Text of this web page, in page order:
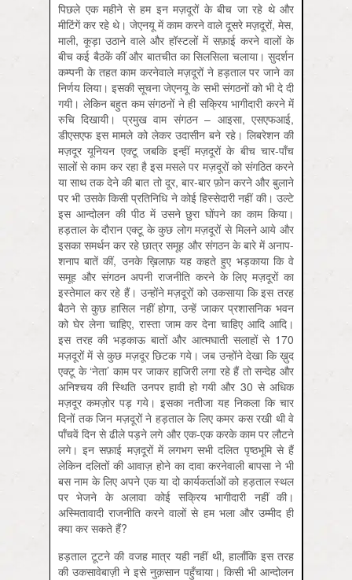
पिछले एक महीने से हम इन मज़दूरों के बीच जा रहे थे और
मीटिंगें कर रहे थे। जेएनयू में काम करने वाले दूसरे मज़दूरों, मेस,
माली, कूड़ा उठाने वाले और हॉस्‍टलों में सफ़ाई करने वालों के
बीच कई बैठकें कीं और बातचीत का सिलसिला चलाया। सुदर्शन
कम्पनी के तहत काम करनेवाले मज़दूरों ने हड़ताल पर जाने का
निर्णय लिया। इसकी सूचना जेएनयू के सभी संगठनों को भी दे दी
गयी। लेकिन बहुत कम संगठनों ने ही सक्रिय भागीदारी करने में
रुचि दिखायी। प्रमुख वाम संगठन – आइसा, एसएफआई,
डीएसएफ इस मामले को लेकर उदासीन बने रहे। लिबरेशन की
मज़दूर यूनियन एक्‍टू जबकि इन्‍हीं मज़दूरों के बीच चार-पाँच
सालों से काम कर रहा है इस मसले पर मज़दूरों को संगठित करने
या साथ तक देने की बात तो दूर, बार-बार फ़ोन करने और बुलाने
पर भी उसके किसी प्रतिनिधि ने कोई हिस्‍सेदारी नहीं की। उल्‍टे
इस आन्‍दोलन की पीठ में उसने छुरा घोंपने का काम किया।
हड़ताल के दौरान एक्‍टू के कुछ लोग मज़दूरों से मिलने आये और
इसका समर्थन कर रहे छात्र समूह और संगठन के बारे में अनाप-
शनाप बातें कीं, उनके ख़िलाफ़ यह कहते हुए भड़काया कि वे
समूह और संगठन अपनी राजनीति करने के लिए मज़दूरों का
इस्तेमाल कर रहे हैं। उन्‍होंने मज़दूरों को उकसाया कि इस तरह
बैठने से कुछ हासिल नहीं होगा, उन्‍हें जाकर प्रशासनिक भवन
को घेर लेना चाहिए, रास्ता जाम कर देना चाहिए आदि आदि।
इस तरह की भड़काऊ बातों और आत्‍मघाती सलाहों से 170
मज़दूरों में से कुछ मज़दूर छिटक गये। जब उन्‍होंने देखा कि ख़ुद
एक्‍टू के ‘नेता’ काम पर जाकर हाजि़री लगा रहे हैं तो सन्‍देह और
अनिश्चय की स्थिति उनपर हावी हो गयी और 30 से अधिक
मज़दूर कमज़ोर पड़ गये। इसका नतीजा यह निकला कि चार
दिनों तक जिन मज़दूरों ने हड़ताल के लिए कमर कस रखी थी वे
पाँचवें दिन से ढीले पड़ने लगे और एक-एक करके काम पर लौटने
लगे। इन सफ़ाई मज़दूरों में लगभग सभी दलित पृष्‍ठभूमि से हैं
लेकिन दलितों की आवाज़ होने का दावा करनेवाली बापसा ने भी
बस नाम के लिए अपने एक या दो कार्यकर्ताओं को हड़ताल स्‍थल
पर भेजने के अलावा कोई सक्रिय भागीदारी नहीं की।
अस्मितावादी राजनीति करने वालों से हम भला और उम्‍मीद ही
क्‍या कर सकते हैं?
हड़ताल टूटने की वजह मात्र यही नहीं थी, हालाँकि इस तरह
की उकसावेबाज़ी ने इसे नुक़सान पहुँचाया। किसी भी आन्‍दोलन